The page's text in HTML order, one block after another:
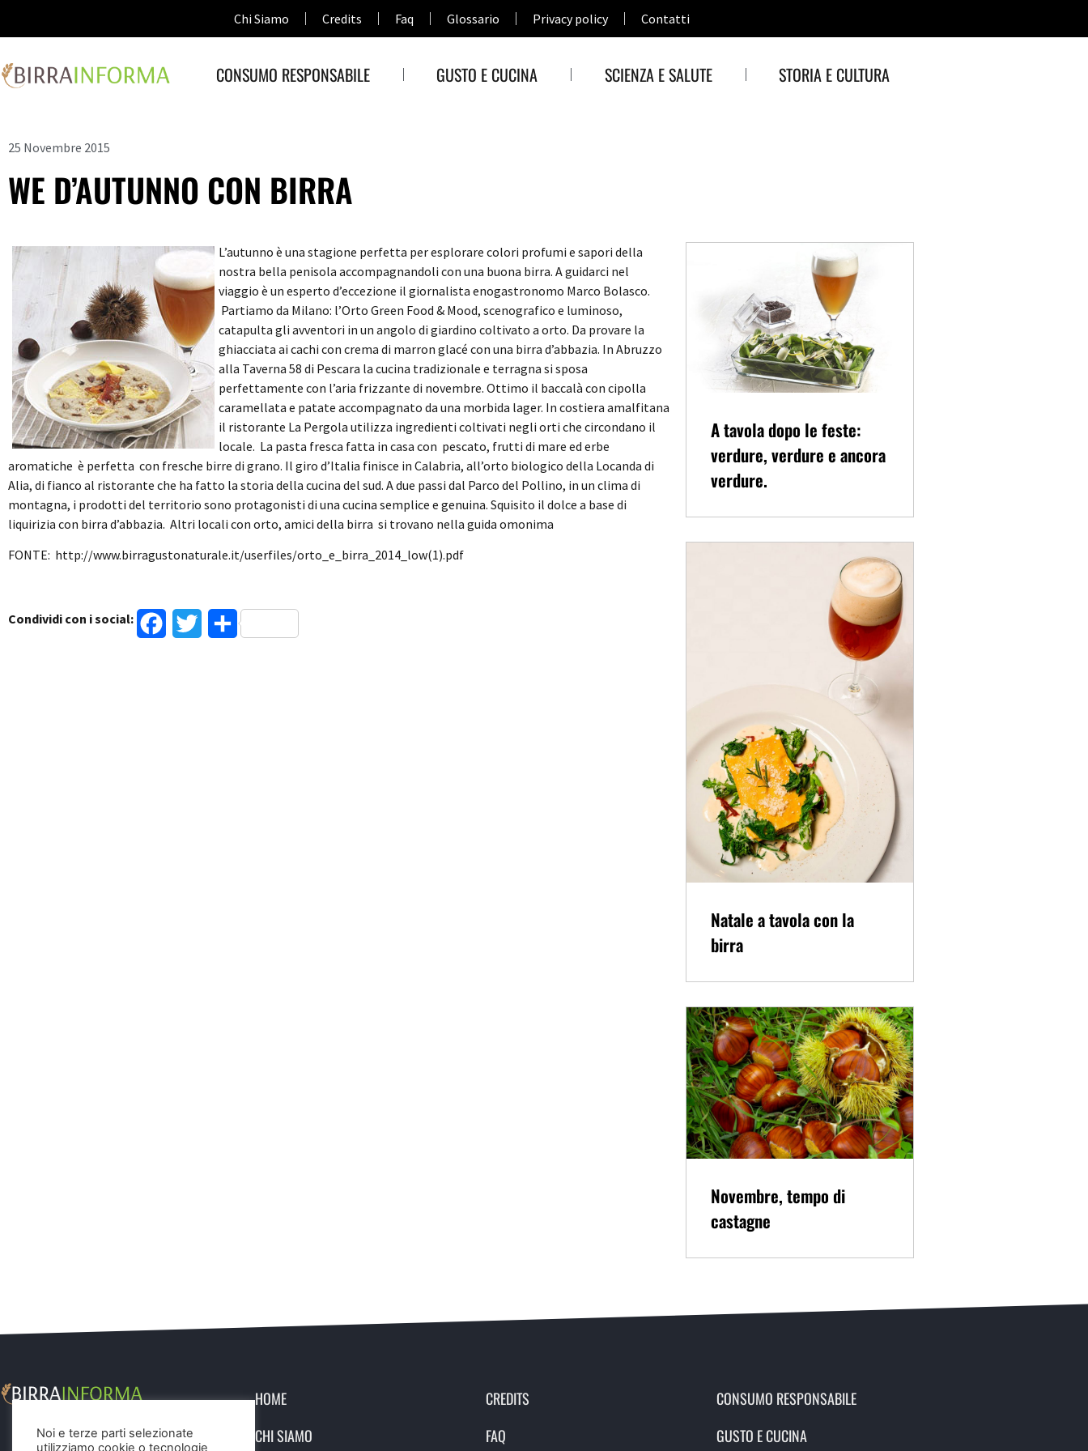
Chi Siamo Credits Faq Glossario Privacy policy Contatti
CONSUMO RESPONSABILE GUSTO E CUCINA SCIENZA E SALUTE STORIA E CULTURA
25 Novembre 2015
WE D’AUTUNNO CON BIRRA
L’autunno è una stagione perfetta per esplorare colori profumi e sapori della
nostra bella penisola accompagnandoli con una buona birra. A guidarci nel
viaggio è un esperto d’eccezione il giornalista enogastronomo Marco Bolasco.
Partiamo da Milano: l’Orto Green Food & Mood, scenografico e luminoso,
catapulta gli avventori in un angolo di giardino coltivato a orto. Da provare la
ghiacciata ai cachi con crema di marron glacé con una birra d’abbazia. In Abruzzo
alla Taverna 58 di Pescara la cucina tradizionale e terragna si sposa
perfettamente con l’aria frizzante di novembre. Ottimo il baccalà con cipolla
caramellata e patate accompagnato da una morbida lager. In costiera amalfitana
il ristorante La Pergola utilizza ingredienti coltivati negli orti che circondano il
locale. La pasta fresca fatta in casa con pescato, frutti di mare ed erbe
aromatiche è perfetta con fresche birre di grano. Il giro d’Italia finisce in Calabria, all’orto biologico della Locanda di
Alia, di fianco al ristorante che ha fatto la storia della cucina del sud. A due passi dal Parco del Pollino, in un clima di
montagna, i prodotti del territorio sono protagonisti di una cucina semplice e genuina. Squisito il dolce a base di
liquirizia con birra d’abbazia. Altri locali con orto, amici della birra si trovano nella guida omonima
FONTE: http://www.birragustonaturale.it/userfiles/orto_e_birra_2014_low(1).pdf
Condividi con i social: FacebookTwitterCondividi
A tavola dopo le feste:
verdure, verdure e ancora
verdure.
Natale a tavola con la
birra
Novembre, tempo di
castagne
HOME
CHI SIAMO
CREDITS
FAQ
CONSUMO RESPONSABILE
GUSTO E CUCINA
Noi e terze parti selezionate
utilizziamo cookie o tecnologie